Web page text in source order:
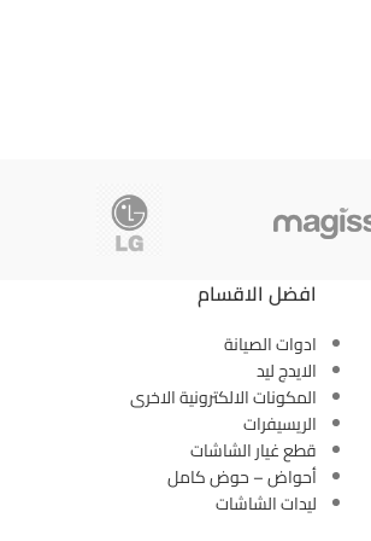
افضل الاقسام
ادوات الصيانة
الايدج ليد
المكونات الالكترونية الاخرى
الريسيفرات
قطع غيار الشاشات
أحواض – حوض كامل
ليدات الشاشات